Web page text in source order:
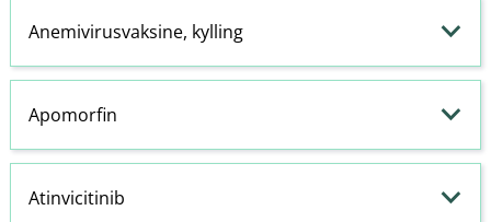
Anemivirusvaksine, kylling
Apomorfin
Atinvicitinib